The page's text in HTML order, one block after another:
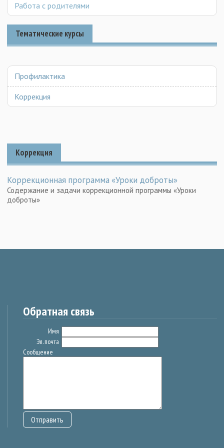
Работа с родителями
Тематические курсы
Профилактика
Коррекция
Коррекция
Коррекционная программа «Уроки доброты»
Содержание и задачи коррекционной программы «Уроки
доброты»
Обратная связь
Имя
Эл. почта
Сообщение